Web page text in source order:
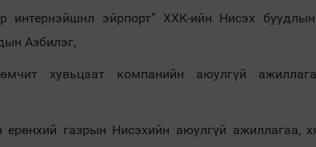
интернэйшнл эйрпорт” ХХК-ийн Нисэх
Азбилэг,
хувьцаат компанийн аюулгүй
ерөнхий газрын Нисэхийн аюулгүй ажиллагаа,